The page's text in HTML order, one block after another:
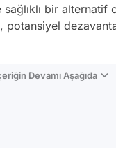
bir
potansiyel
Devamı Aşağıda